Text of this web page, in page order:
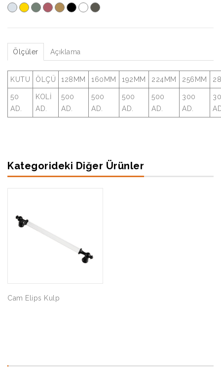
Ölçüler Açıklama
KUTU ÖLÇÜ 128MM 160MM 192MM 224MM 256MM
50
AD.
KOLİ
AD.
500
AD.
500
AD.
500
AD.
500
AD.
300
AD.
Kategorideki Diğer Ürünler
Cam Elips Kulp